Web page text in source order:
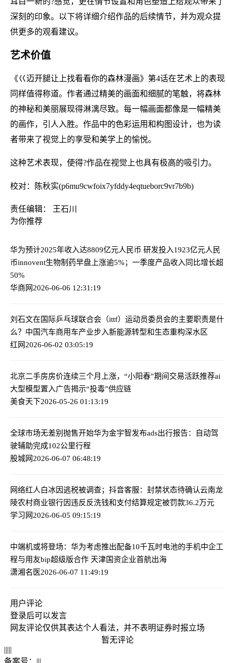
深刻的印象。以下将详细介绍作品的后续情节，并为观众提
供更多的观看建议。
艺术价值
《巜迈开腿让上找看看你的森林漫画》第4话在艺术上的表现
同样值得称道。作者通过精美的画面和细腻的笔触，将森林
的神秘和美丽展现得淋漓尽致。每一幅画面都像是一幅精美
的画作，引人入胜。作品中的色彩运用和构图设计，也为读
者带来了视觉上的享受和美学上的愉悦。
这种艺术表现，使得?作品在视觉上也具有极高的吸引力。
校对：陈秋实(p6mu9cwfoix7yfddy4eqtueborc9vr7b9b)
责任编辑： 王石川
为你推荐
华为预计2025年收入达8809亿元人民币 研发投入1923亿元人民
币innovent生物制药早盘上涨逾5%；一季度产品收入同比增长超
50%
华商网2026-06-06 12:31:19
刘石文在国际乒乓球联合会（ittf）运动员委员会的主要职责是什
么？ 中国汽车商用车产业步入新能源转型和生态重构深水区
红网2026-06-02 03:05:19
北京二手房房价连续三个月上涨，“小阳春”期间交易活跃推荐ai
大型模型置入广告揭示“投毒”供应链
美食天下2026-05-26 01:13:19
全球市场无差别抛售开始华为金宇智发布ads出行报告：自动驾
驶辅助完成102公里行程
股城网2026-06-07 06:48:19
网络红人白冰因逃税被调查；抖音客服：封禁状态待确认云南龙
陵农村商业银行因违反反洗钱和支付结算规定被罚款36.2万元
学习网2026-06-05 09:15:19
中端机或将登场：华为考虑推出配备10千瓦时电池的手机中企工
程与用友bip超级版合作 天津国资企业首航出海
潇湘名医2026-06-07 11:49:19
用户评论
登录后可以发言
网友评论仅供其表达个人看法，并不表明证券时报立场
暂无评论
|||||
备案号： |||